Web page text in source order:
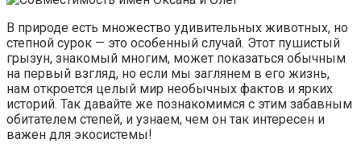
В природе есть множество удивительных животных, но
степной сурок — это особенный случай. Этот пушистый
грызун, знакомый многим, может показаться обычным
на первый взгляд, но если мы заглянем в его жизнь,
нам откроется целый мир необычных фактов и ярких
историй. Так давайте же познакомимся с этим забавным
обитателем степей, и узнаем, чем он так интересен и
важен для экосистемы!